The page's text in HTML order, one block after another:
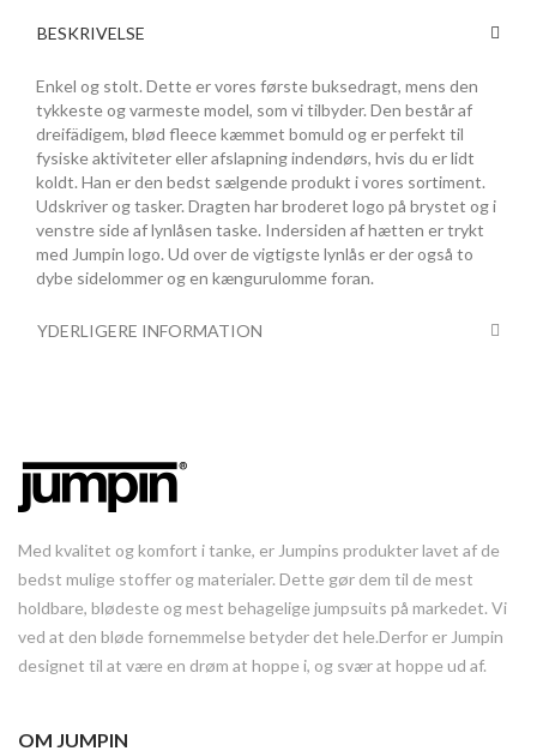
BESKRIVELSE
Enkel og stolt. Dette er vores første buksedragt, mens den
tykkeste og varmeste model, som vi tilbyder. Den består af
dreifädigem, blød fleece kæmmet bomuld og er perfekt til
fysiske aktiviteter eller afslapning indendørs, hvis du er lidt
koldt. Han er den bedst sælgende produkt i vores sortiment.
Udskriver og tasker. Dragten har broderet logo på brystet og i
venstre side af lynlåsen taske. Indersiden af ​​hætten er trykt
med Jumpin logo. Ud over de vigtigste lynlås er der også to
dybe sidelommer og en kængurulomme foran.
YDERLIGERE INFORMATION
Med kvalitet og komfort i tanke, er Jumpins produkter lavet af de
bedst mulige stoffer og materialer. Dette gør dem til de mest
holdbare, blødeste og mest behagelige jumpsuits på markedet. Vi
ved at den bløde fornemmelse betyder det hele.Derfor er Jumpin
designet til at være en drøm at hoppe i, og svær at hoppe ud af.
OM JUMPIN